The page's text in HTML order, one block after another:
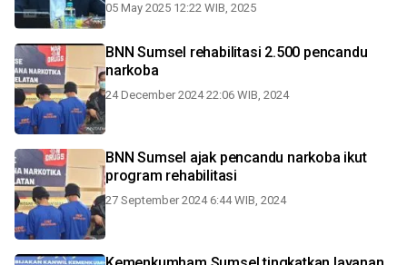
05 May 2025 12:22 WIB, 2025
BNN Sumsel rehabilitasi 2.500 pencandu
narkoba
24 December 2024 22:06 WIB, 2024
BNN Sumsel ajak pencandu narkoba ikut
program rehabilitasi
27 September 2024 6:44 WIB, 2024